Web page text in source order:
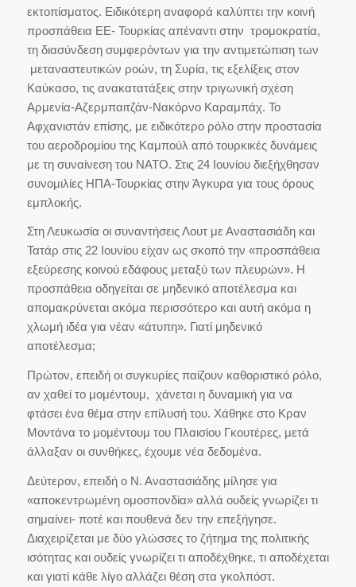
εκτοπίσματος. Ειδικότερη αναφορά καλύπτει την κοινή
προσπάθεια ΕΕ- Τουρκίας απέναντι στην τρομοκρατία,
τη διασύνδεση συμφερόντων για την αντιμετώπιση των
μεταναστευτικών ροών, τη Συρία, τις εξελίξεις στον
Καύκασο, τις ανακατατάξεις στην τριγωνική σχέση
Αρμενία-Αζερμπαιτζάν-Νακόρνο Καραμπάχ. Το
Αφχανιστάν επίσης, με ειδικότερο ρόλο στην προστασία
του αεροδρομίου της Καμπούλ από τουρκικές δυνάμεις
με τη συναίνεση του ΝΑΤΟ. Στις 24 Ιουνίου διεξήχθησαν
συνομιλίες ΗΠΑ-Τουρκίας στην Άγκυρα για τους όρους
εμπλοκής.
Στη Λευκωσία οι συναντήσεις Λουτ με Αναστασιάδη και
Τατάρ στις 22 Ιουνίου είχαν ως σκοπό την «προσπάθεια
εξεύρεσης κοινού εδάφους μεταξύ των πλευρών». Η
προσπάθεια οδηγείται σε μηδενικό αποτέλεσμα και
απομακρύνεται ακόμα περισσότερο και αυτή ακόμα η
χλωμή ιδέα για νέαν «άτυπη». Γιατί μηδενικό
αποτέλεσμα;
Πρώτον, επειδή οι συγκυρίες παίζουν καθοριστικό ρόλο,
αν χαθεί το μομέντουμ, χάνεται η δυναμική για να
φτάσει ένα θέμα στην επίλυσή του. Χάθηκε στο Κραν
Μοντάνα το μομέντουμ του Πλαισίου Γκουτέρες, μετά
άλλαξαν οι συνθήκες, έχουμε νέα δεδομένα.
Δεύτερον, επειδή ο Ν. Αναστασιάδης μίλησε για
«αποκεντρωμένη ομοσπονδία» αλλά ουδείς γνωρίζει τι
σημαίνει- ποτέ και πουθενά δεν την επεξήγησε.
Διαχειρίζεται με δύο γλώσσες το ζήτημα της πολιτικής
ισότητας και ουδείς γνωρίζει τι αποδέχθηκε, τι αποδέχεται
και γιατί κάθε λίγο αλλάζει θέση στα γκολπόστ.